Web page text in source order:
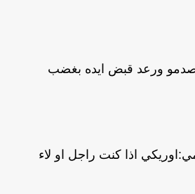
ورعد قبض ايده بغضب
اذا كنت راجل او لاء